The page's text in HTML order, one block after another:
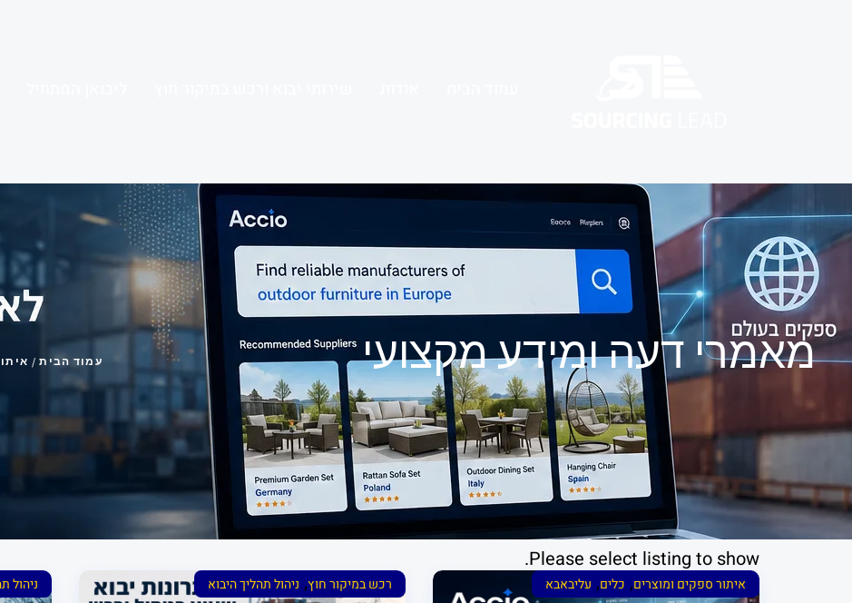
מאמרי דעה ומידע מקצועי עמוד הבית/
Please select listing to show.
איתור ספקים ומוצרים, כלים, עליבאבא רכש במיקור חוץ, ניהול תהליך היבוא ניהול